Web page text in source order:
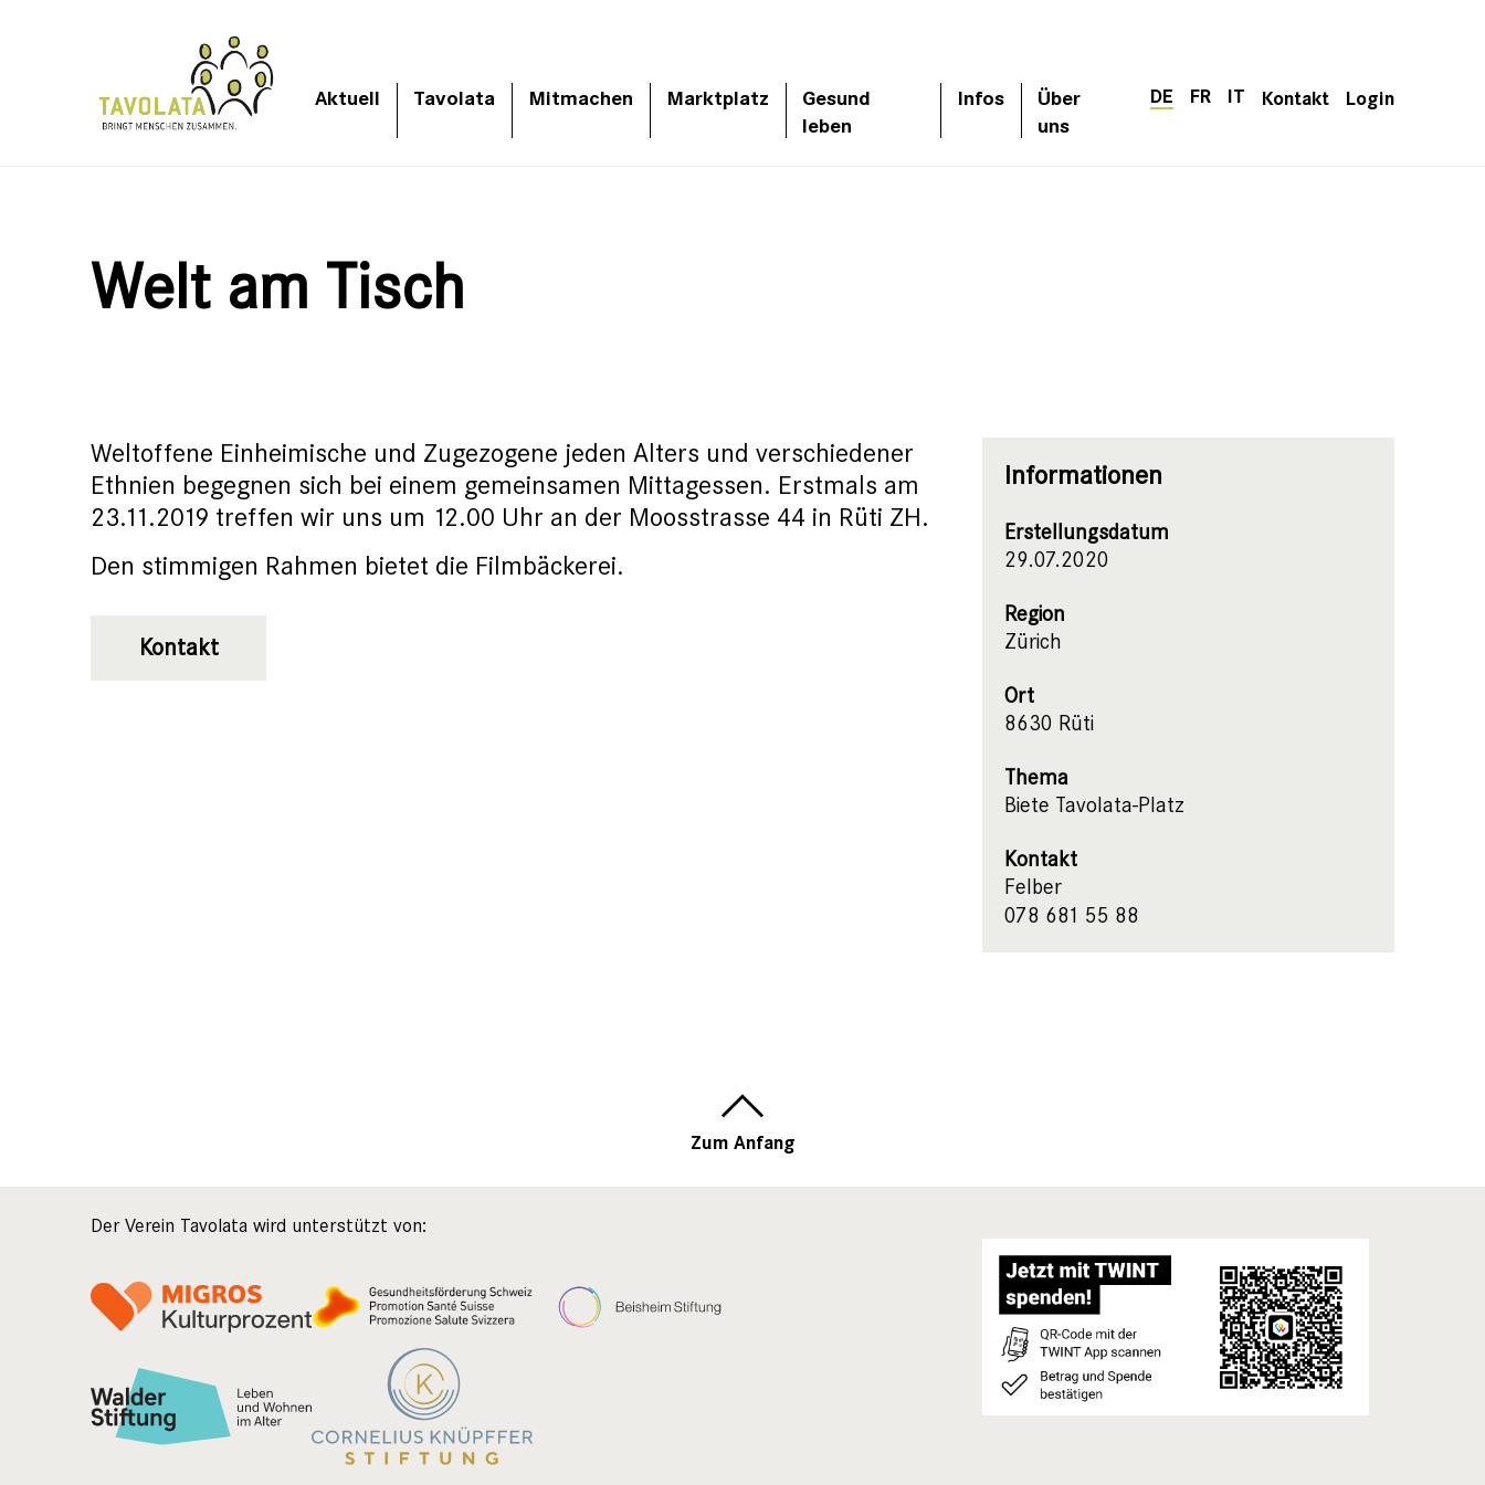
Aktuell Tavolata Mitmachen Marktplatz
Gesund
leben
Infos
Über
uns
DE FR IT Kontakt Login
Welt am Tisch
Weltoffene Einheimische und Zugezogene jeden Alters und verschiedener
Ethnien begegnen sich bei einem gemeinsamen Mittagessen. Erstmals am
23.11.2019 treffen wir uns um 12.00 Uhr an der Moosstrasse 44 in Rüti ZH.
Den stimmigen Rahmen bietet die Filmbäckerei.
Kontakt
Informationen
Erstellungsdatum
29.07.2020
Region
Zürich
Ort
8630 Rüti
Thema
Biete Tavolata-Platz
Kontakt
Felber
078 681 55 88
Zum Anfang
Der Verein Tavolata wird unterstützt von: